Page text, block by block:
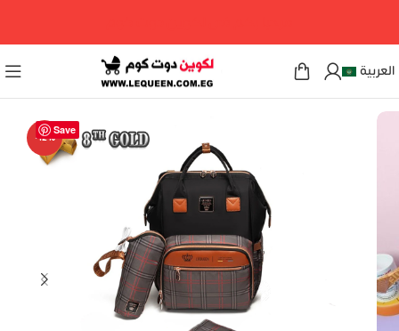
العربية
Save
-12%